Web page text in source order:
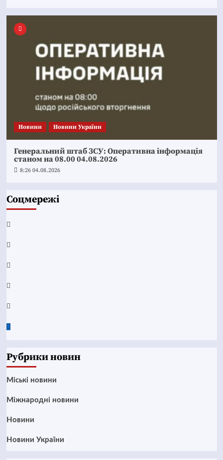
Новини Новини України
Генеральний штаб ЗСУ: Оперативна інформація
станом на 08.00 04.08.2026
8:26 04.08.2026
Соцмережі
Facebook
YouTube
Telegram
Instagram
Twitter
Рубрики новин
Mіські новини
Міжнародні новини
Новини
Новини України